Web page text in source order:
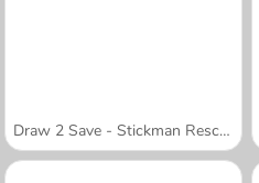
Draw 2 Save - Stickman Rescue